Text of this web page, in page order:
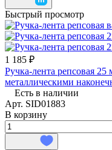
Быстрый просмотр
1 185 ₽
Ручка-лента репсовая
металлическими
Есть в наличии
Арт. SID01883
В корзину